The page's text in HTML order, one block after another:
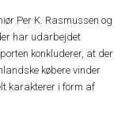
Per K. Rasmussen og
har udarbejdet
konkluderer, at der
købere vinder
karakterer i form af